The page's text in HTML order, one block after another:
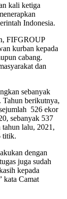
kali ketiga
Indonesia.
FIFGROUP
kurban kepada
cabang.
dan
sebanyak
berikutnya,
526 ekor
sebanyak 537
lalu, 2021,
titik.
dengan
juga sudah
kepada
kata Camat